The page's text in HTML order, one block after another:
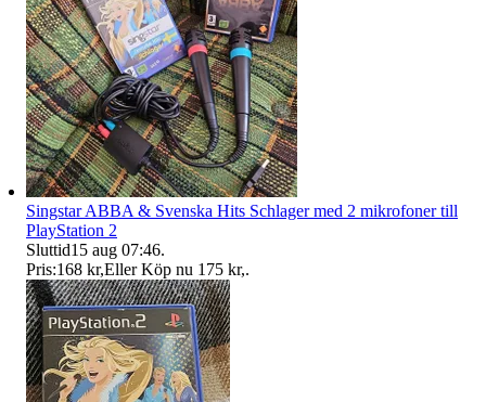
Singstar ABBA & Svenska Hits Schlager med 2 mikrofoner till
PlayStation 2
Sluttid15 aug 07:46.
Pris:168 kr,Eller Köp nu 175 kr,.